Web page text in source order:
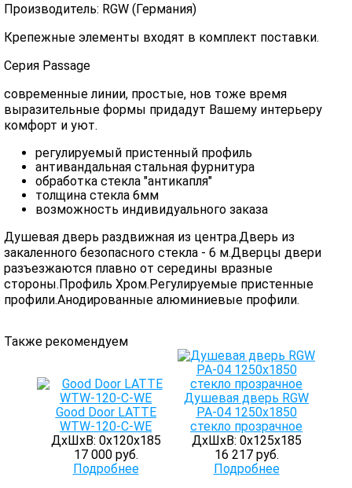
Производитель: RGW (Германия)
Крепежные элементы входят в комплект поставки.
Серия Passage
современные линии, простые, нов тоже время
выразительные формы придадут Вашему интерьеру
комфорт и уют.
регулируемый пристенный профиль
антивандальная стальная фурнитура
обработка стекла "антикапля"
толщина стекла 6мм
возможность индивидуального заказа
Душевая дверь раздвижная из центра.Дверь из
закаленного безопасного стекла - 6 м.Дверцы двери
разъезжаются плавно от середины вразные
стороны.Профиль Хром.Регулируемые пристенные
профили.Анодированные алюминиевые профили.
Также рекомендуем
Good Door LATTE
WTW-120-C-WE
ДхШхВ: 0х120х185
17 000 руб.
Подробнее
Душевая дверь RGW
PA-04 1250x1850
стекло прозрачное
ДхШхВ: 0х125х185
16 217 руб.
Подробнее